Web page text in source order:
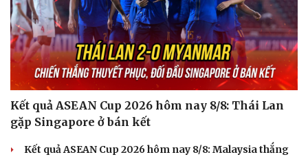
Cải chính
Kết quả ASEAN Cup 2026 hôm nay 8/8: Thái Lan
gặp Singapore ở bán kết
Kết quả ASEAN Cup 2026 hôm nay 8/8: Malaysia thắng